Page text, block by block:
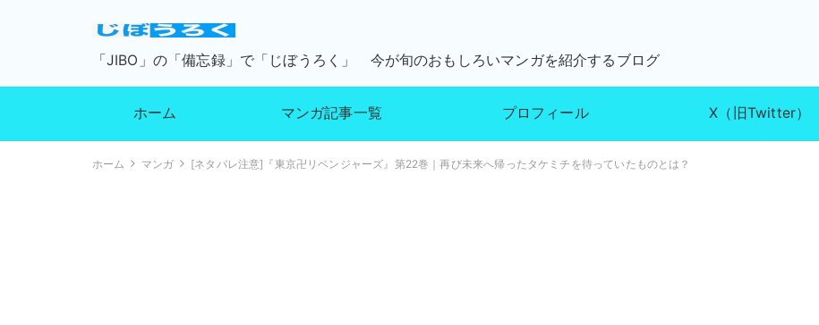
「JIBO」の「備忘録」で「じぼうろく」 今が旬のおもしろいマンガを紹介するブログ
ホーム マンガ記事一覧 プロフィール X（旧Twitter）
ホーム マンガ [ネタバレ注意]『東京卍リベンジャーズ』第22巻｜再び未来へ帰ったタケミチを待っていたものとは？